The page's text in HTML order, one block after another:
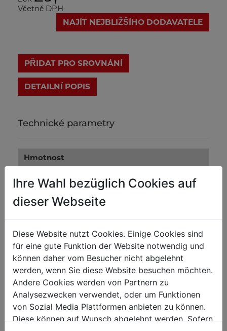
Včetně DPH
NAJÍT NEJBLIŽŠÍHO DODAVATELE
PŘIDAT PRO SROVNÁNÍ
DETAILNÍ POPIS
Technické parametry
Hmotnost
Přepravní rozměry
Výška balení [mm]
50
Šířka balení [mm]
Délka balení [mm]
425
Obecné údaje
Kód EAN
9120058373671
Ihre Wahl bezüglich Cookies auf
dieser Webseite
Diese Website nutzt Cookies. Einige Cookies sind
für eine gute Funktion der Website notwendig und
können daher vom Besucher nicht abgelehnt
werden, wenn Sie diese Website besuchen möchten.
Andere Cookies werden von Partnern zu
Analysezwecken verwendet, oder um Funktionen
von Sozial Media Plattformen anbieten zu können.
Diese können auf Wunsch abgelehnt werden. Sofern